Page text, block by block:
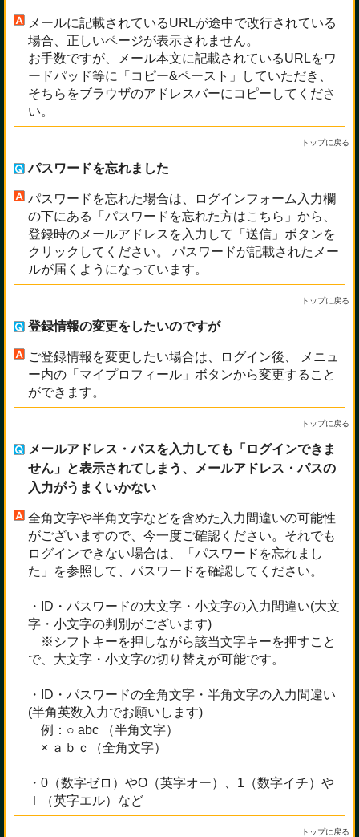
メールに記載されているURLが途中で改行されている
場合、正しいページが表示されません。
お手数ですが、メール本文に記載されているURLをワ
ードパッド等に「コピー&ペースト」していただき、
そちらをブラウザのアドレスバーにコピーしてくださ
い。
トップに戻る
パスワードを忘れました
パスワードを忘れた場合は、ログインフォーム入力欄
の下にある「パスワードを忘れた方はこちら」から、
登録時のメールアドレスを入力して「送信」ボタンを
クリックしてください。 パスワードが記載されたメー
ルが届くようになっています。
トップに戻る
登録情報の変更をしたいのですが
ご登録情報を変更したい場合は、ログイン後、 メニュ
ー内の「マイプロフィール」ボタンから変更すること
ができます。
トップに戻る
メールアドレス・パスを入力しても「ログインできま
せん」と表示されてしまう、メールアドレス・パスの
入力がうまくいかない
全角文字や半角文字などを含めた入力間違いの可能性
がございますので、今一度ご確認ください。それでも
ログインできない場合は、「パスワードを忘れまし
た」を参照して、パスワードを確認してください。
・ID・パスワードの大文字・小文字の入力間違い(大文
字・小文字の判別がございます)
※シフトキーを押しながら該当文字キーを押すこと
で、大文字・小文字の切り替えが可能です。
・ID・パスワードの全角文字・半角文字の入力間違い
(半角英数入力でお願いします)
例：○ abc （半角文字）
× ａｂｃ（全角文字）
・0（数字ゼロ）やO（英字オー）、1（数字イチ）や
ｌ（英字エル）など
トップに戻る